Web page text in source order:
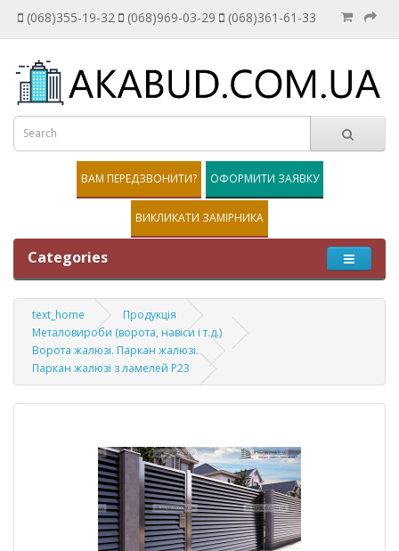
(068)355-19-32 (068)969-03-29 (068)361-61-33
ВАМ ПЕРЕДЗВОНИТИ? ОФОРМИТИ ЗАЯВКУ
ВИКЛИКАТИ ЗАМІРНИКА
Categories
text_home
Продукція
Металовироби (ворота, навіси і т.д.)
Ворота жалюзі. Паркан жалюзі.
Паркан жалюзі з ламелей Р23